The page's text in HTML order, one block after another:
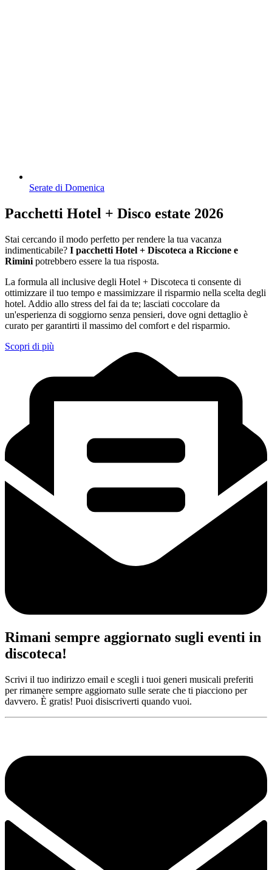
Serate di Domenica
Pacchetti Hotel + Disco estate 2026
Stai cercando il modo perfetto per rendere la tua vacanza
indimenticabile? I pacchetti Hotel + Discoteca a Riccione e
Rimini potrebbero essere la tua risposta.
La formula all inclusive degli Hotel + Discoteca ti consente di
ottimizzare il tuo tempo e massimizzare il risparmio nella scelta degli
hotel. Addio allo stress del fai da te; lasciati coccolare da
un'esperienza di soggiorno senza pensieri, dove ogni dettaglio è
curato per garantirti il massimo del comfort e del risparmio.
Scopri di più
Rimani sempre aggiornato sugli eventi in
discoteca!
Scrivi il tuo indirizzo email e scegli i tuoi generi musicali preferiti
per rimanere sempre aggiornato sulle serate che ti piacciono per
davvero. È gratis! Puoi disiscriverti quando vuoi.